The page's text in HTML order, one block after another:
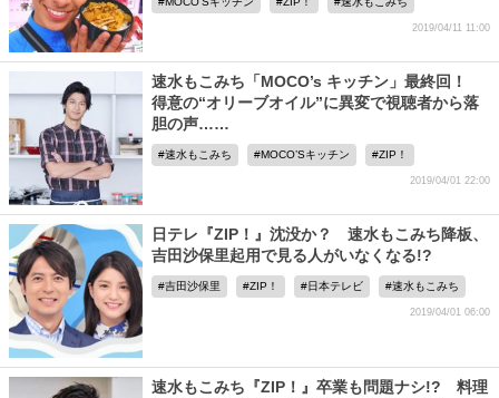
2019/04/11 11:00
速水もこみち「MOCO’s キッチン」最終回！
得意の“オリーブオイル”に異変で視聴者から落
胆の声……
速水もこみち MOCO’Sキッチン ZIP！
2019/04/01 22:00
日テレ『ZIP！』沈没か？ 速水もこみち降板、
吉田沙保里起用で見る人がいなくなる!?
吉田沙保里 ZIP！ 日本テレビ 速水もこみち
2019/04/01 06:00
速水もこみち『ZIP！』卒業も問題ナシ!? 料理